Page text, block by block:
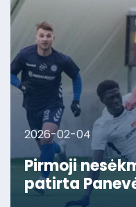
2026-02-04
Pirmoji
patirta